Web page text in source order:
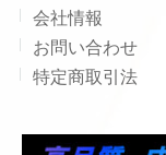
会社情報
お問い合わせ
特定商取引法